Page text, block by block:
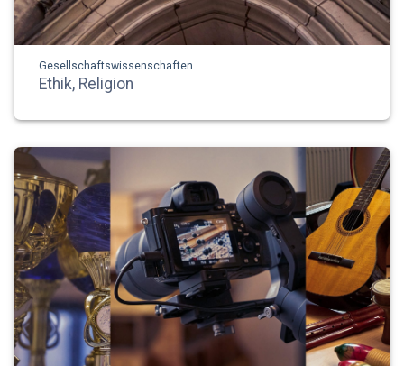
Gesellschaftswissenschaften
Ethik, Religion